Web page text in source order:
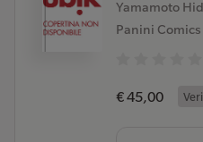
Yamamoto
Panini
€ 45,00